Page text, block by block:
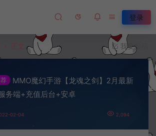
登录
正文 我要投稿
MMO魔幻手游【龙魂之剑】2月最新
务端+充值后台+安卓
02-04 2,094